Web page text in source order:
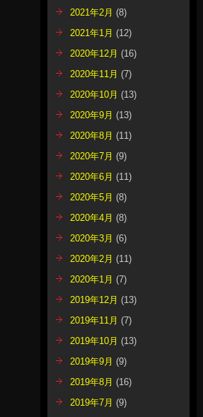
2021年2月 (8)
2021年1月 (12)
2020年12月 (16)
2020年11月 (7)
2020年10月 (13)
2020年9月 (13)
2020年8月 (11)
2020年7月 (9)
2020年6月 (11)
2020年5月 (8)
2020年4月 (8)
2020年3月 (6)
2020年2月 (11)
2020年1月 (7)
2019年12月 (13)
2019年11月 (7)
2019年10月 (13)
2019年9月 (9)
2019年8月 (16)
2019年7月 (9)